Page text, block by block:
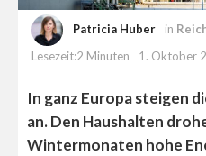
Patricia Huber in
Lesezeit:2 Minuten
1. Oktober
In ganz Europa steigen
an. Den Haushalten
Wintermonaten hohe